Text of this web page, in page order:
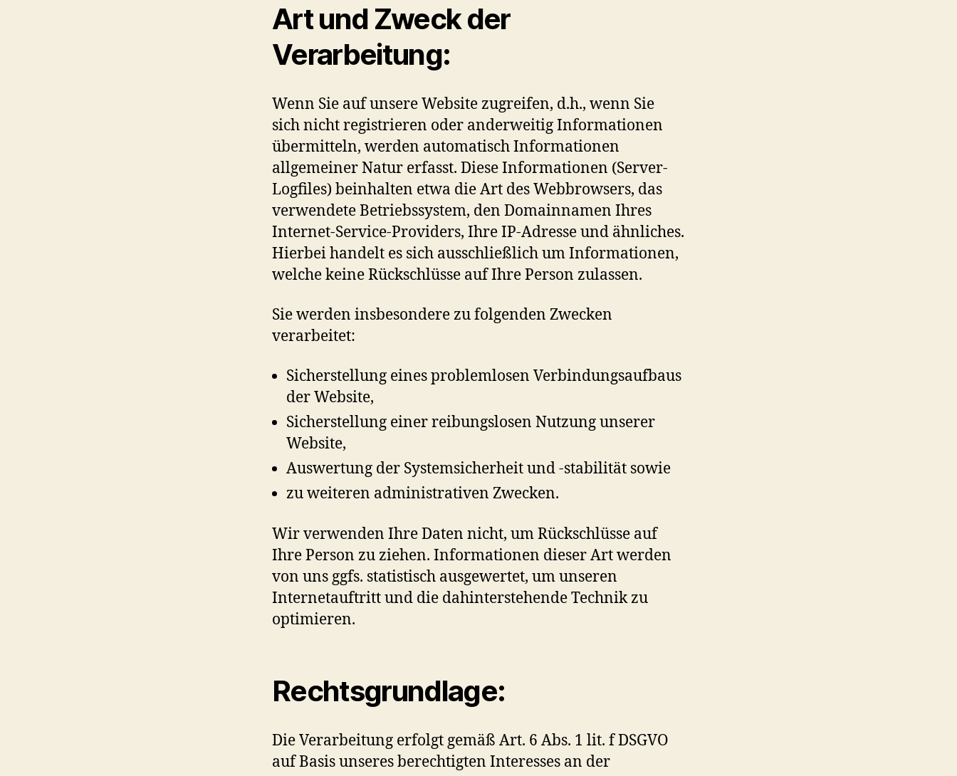
Art und Zweck der
Verarbeitung:
Wenn Sie auf unsere Website zugreifen, d.h., wenn Sie
sich nicht registrieren oder anderweitig Informationen
übermitteln, werden automatisch Informationen
allgemeiner Natur erfasst. Diese Informationen (Server-
Logfiles) beinhalten etwa die Art des Webbrowsers, das
verwendete Betriebssystem, den Domainnamen Ihres
Internet-Service-Providers, Ihre IP-Adresse und ähnliches.
Hierbei handelt es sich ausschließlich um Informationen,
welche keine Rückschlüsse auf Ihre Person zulassen.
Sie werden insbesondere zu folgenden Zwecken
verarbeitet:
Sicherstellung eines problemlosen Verbindungsaufbaus
der Website,
Sicherstellung einer reibungslosen Nutzung unserer
Website,
Auswertung der Systemsicherheit und -stabilität sowie
zu weiteren administrativen Zwecken.
Wir verwenden Ihre Daten nicht, um Rückschlüsse auf
Ihre Person zu ziehen. Informationen dieser Art werden
von uns ggfs. statistisch ausgewertet, um unseren
Internetauftritt und die dahinterstehende Technik zu
optimieren.
Rechtsgrundlage:
Die Verarbeitung erfolgt gemäß Art. 6 Abs. 1 lit. f DSGVO
auf Basis unseres berechtigten Interesses an der